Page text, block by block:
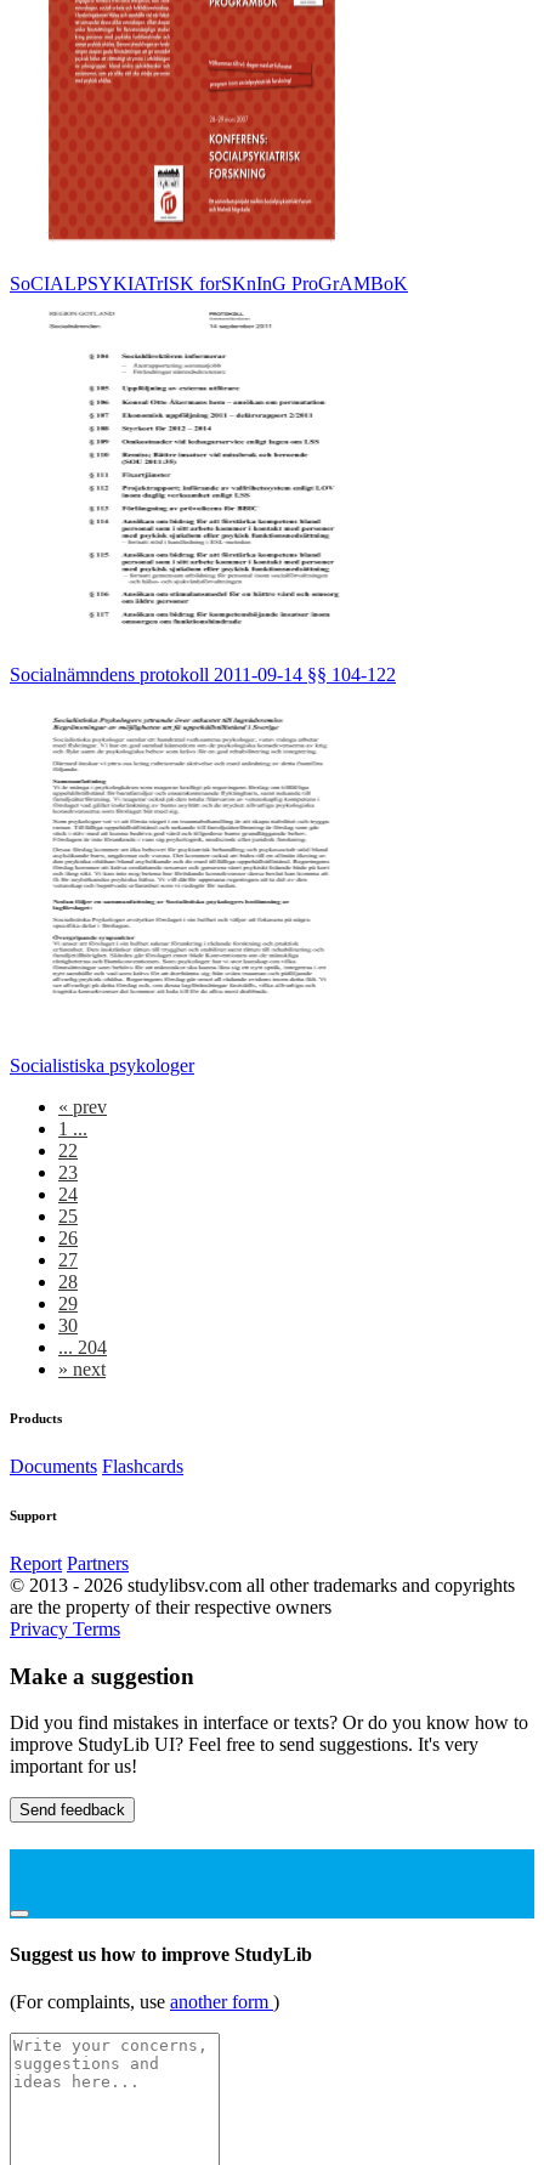
SoCIALPSYKIATrISK forSKnInG ProGrAMBoK
Socialnämndens protokoll 2011-09-14 §§ 104-122
Socialistiska psykologer
« prev
1 ...
22
23
24
25
26
27
28
29
30
... 204
» next
Products
Documents Flashcards
Support
Report Partners
© 2013 - 2026 studylibsv.com all other trademarks and copyrights
are the property of their respective owners
Privacy Terms
Make a suggestion
Did you find mistakes in interface or texts? Or do you know how to
improve StudyLib UI? Feel free to send suggestions. It's very
important for us!
Send feedback
Suggest us how to improve StudyLib
(For complaints, use another form )